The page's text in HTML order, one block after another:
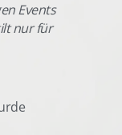
Events
nur für